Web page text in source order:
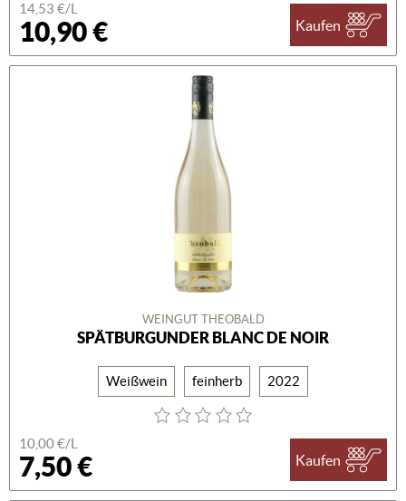
14,53 €/L
10,90 € Kaufen
WEINGUT THEOBALD
SPÄTBURGUNDER BLANC DE NOIR
Weißwein feinherb 2022
10,00 €/L
7,50 € Kaufen